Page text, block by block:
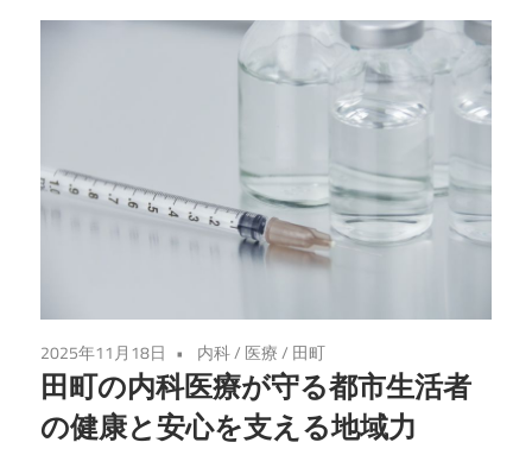
2025年11月18日 内科/ 医療/ 田町
田町の内科医療が守る都市生活者
の健康と安心を支える地域力